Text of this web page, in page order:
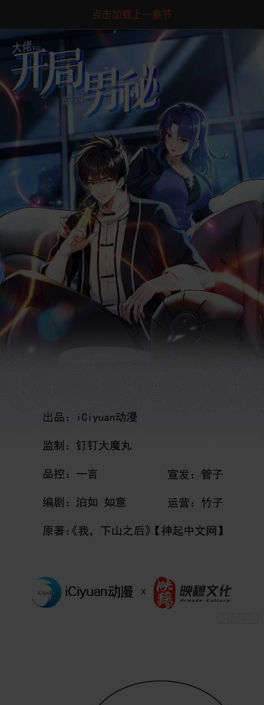
点击加载上一章节